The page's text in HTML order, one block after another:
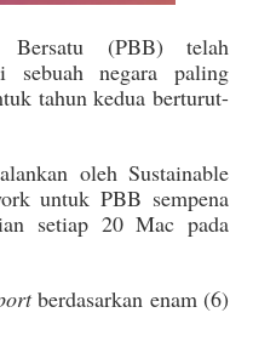
Bersatu (PBB) telah
sebuah negara paling
tahun kedua berturut-
oleh Sustainable
untuk PBB sempena
setiap 20 Mac pada
berdasarkan enam (6)